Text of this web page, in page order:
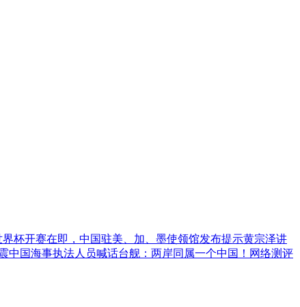
界杯开赛在即，中国驻美、加、墨使领馆发布提示黄宗泽讲
中国海事执法人员喊话台舰：两岸同属一个中国！ 网络测评